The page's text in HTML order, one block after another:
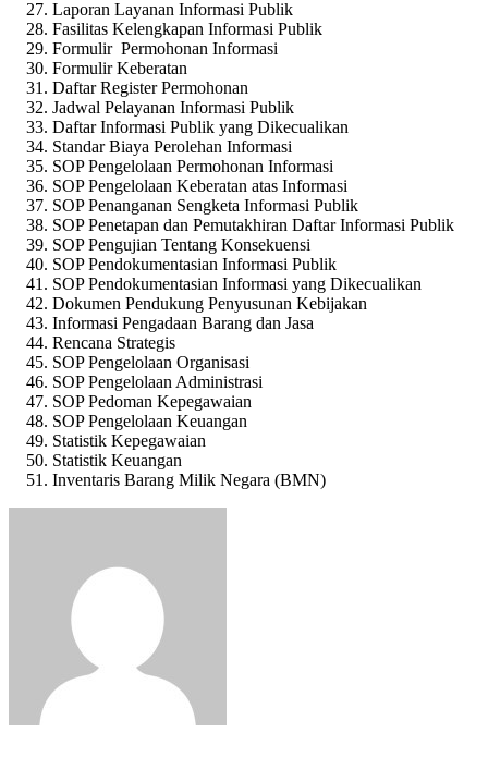
Laporan Layanan Informasi Publik
Fasilitas Kelengkapan Informasi Publik
Formulir Permohonan Informasi
Formulir Keberatan
Daftar Register Permohonan
Jadwal Pelayanan Informasi Publik
Daftar Informasi Publik yang Dikecualikan
Standar Biaya Perolehan Informasi
SOP Pengelolaan Permohonan Informasi
SOP Pengelolaan Keberatan atas Informasi
SOP Penanganan Sengketa Informasi Publik
SOP Penetapan dan Pemutakhiran Daftar Informasi Publik
SOP Pengujian Tentang Konsekuensi
SOP Pendokumentasian Informasi Publik
SOP Pendokumentasian Informasi yang Dikecualikan
Dokumen Pendukung Penyusunan Kebijakan
Informasi Pengadaan Barang dan Jasa
Rencana Strategis
SOP Pengelolaan Organisasi
SOP Pengelolaan Administrasi
SOP Pedoman Kepegawaian
SOP Pengelolaan Keuangan
Statistik Kepegawaian
Statistik Keuangan
Inventaris Barang Milik Negara (BMN)